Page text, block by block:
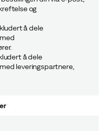
og
å dele
å dele
leveringspartnere,